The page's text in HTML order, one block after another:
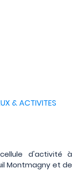
& ACTIVITES
d'activité à
Montmagny et de